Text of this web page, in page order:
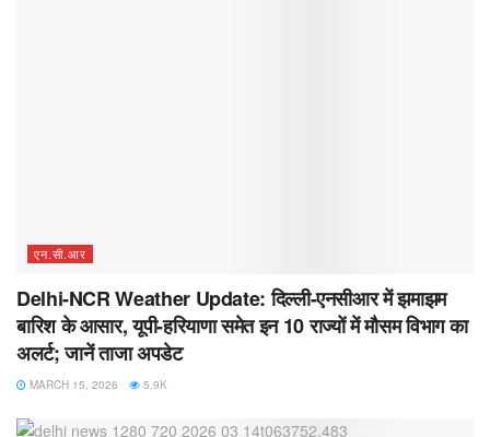
एन.सी.आर
Delhi-NCR Weather Update: दिल्ली-एनसीआर में झमाझम
बारिश के आसार, यूपी-हरियाणा समेत इन 10 राज्यों में मौसम विभाग का
अलर्ट; जानें ताजा अपडेट
MARCH 15, 2026 5.9K